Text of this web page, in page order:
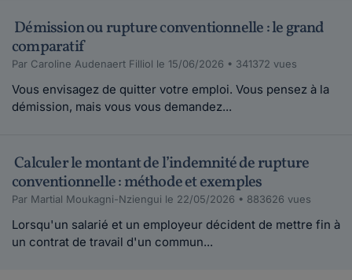
Démission ou rupture conventionnelle : le grand
comparatif
Par Caroline Audenaert Filliol le 15/06/2026 • 341372 vues
Vous envisagez de quitter votre emploi. Vous pensez à la
démission, mais vous vous demandez...
Calculer le montant de l’indemnité de rupture
conventionnelle : méthode et exemples
Par Martial Moukagni-Nziengui le 22/05/2026 • 883626 vues
Lorsqu'un salarié et un employeur décident de mettre fin à
un contrat de travail d'un commun...